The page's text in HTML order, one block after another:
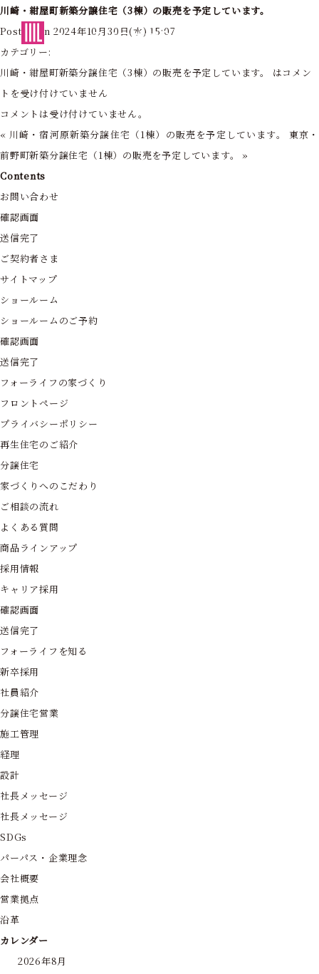
フォーライフ株式会社
川崎・紺屋町新築分譲住宅（3棟）の販売を予定しています。
Posted on 2024年10月30日(水) 15:07
カテゴリー:
川崎・紺屋町新築分譲住宅（3棟）の販売を予定しています。 はコメン
トを受け付けていません
コメントは受け付けていません。
« 川崎・宿河原新築分譲住宅（1棟）の販売を予定しています。
東京・
前野町新築分譲住宅（1棟）の販売を予定しています。
»
Contents
お問い合わせ
確認画面
送信完了
ご契約者さま
サイトマップ
ショールーム
ショールームのご予約
確認画面
送信完了
フォーライフの家づくり
フロントページ
プライバシーポリシー
再生住宅のご紹介
分譲住宅
家づくりへのこだわり
ご相談の流れ
よくある質問
商品ラインアップ
採用情報
キャリア採用
確認画面
送信完了
フォーライフを知る
新卒採用
社員紹介
分譲住宅営業
施工管理
経理
設計
社長メッセージ
社長メッセージ
SDGs
パーパス・企業理念
会社概要
営業拠点
沿革
カレンダー
2026年8月